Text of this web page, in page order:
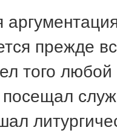
прежде
того